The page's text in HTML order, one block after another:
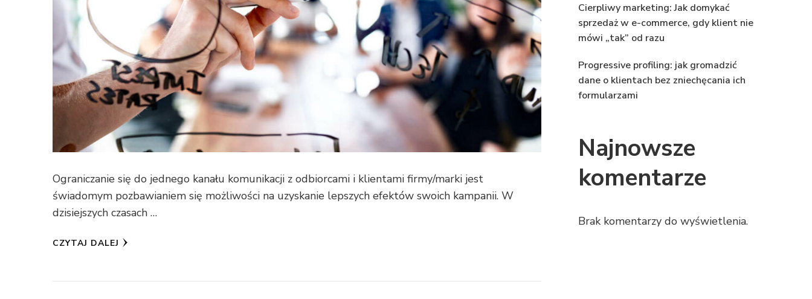
Ograniczanie się do jednego kanału komunikacji z odbiorcami i klientami firmy/marki jest
świadomym pozbawianiem się możliwości na uzyskanie lepszych efektów swoich kampanii. W
dzisiejszych czasach …
CZYTAJ DALEJ
Cierpliwy marketing: Jak domykać
sprzedaż w e-commerce, gdy klient nie
mówi „tak” od razu
Progressive profiling: jak gromadzić
dane o klientach bez zniechęcania ich
formularzami
Najnowsze
komentarze
Brak komentarzy do wyświetlenia.